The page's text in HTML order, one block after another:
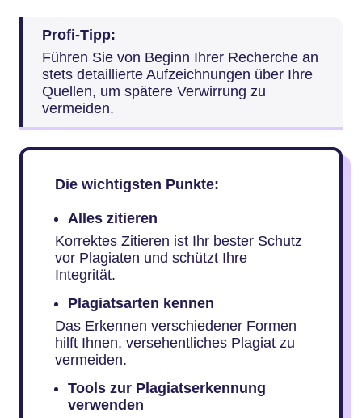
Profi-Tipp:
Führen Sie von Beginn Ihrer Recherche an
stets detaillierte Aufzeichnungen über Ihre
Quellen, um spätere Verwirrung zu
vermeiden.
Die wichtigsten Punkte:
Alles zitieren
Korrektes Zitieren ist Ihr bester Schutz
vor Plagiaten und schützt Ihre
Integrität.
Plagiatsarten kennen
Das Erkennen verschiedener Formen
hilft Ihnen, versehentliches Plagiat zu
vermeiden.
Tools zur Plagiatserkennung
verwenden